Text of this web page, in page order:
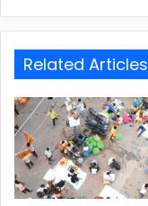
Related Articles